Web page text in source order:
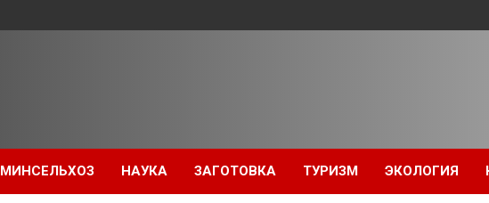
МИНСЕЛЬХОЗ НАУКА ЗАГОТОВКА ТУРИЗМ ЭКОЛОГИЯ